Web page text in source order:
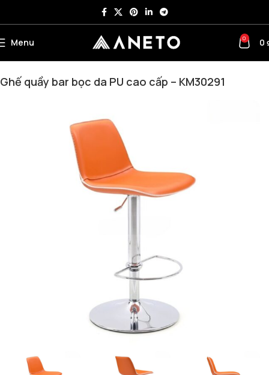
Menu 0 0
Ghế quầy bar bọc da PU cao cấp – KM30291